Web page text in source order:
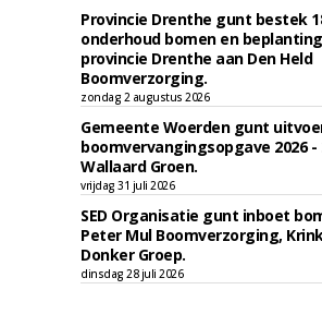
Provincie Drenthe gunt bestek
onderhoud bomen en
provincie Drenthe aan Den Held
Boomverzorging.
zondag 2 augustus 2026
Gemeente Woerden gunt
boomvervangingsopgave 2026 -
Wallaard Groen.
vrijdag 31 juli 2026
SED Organisatie gunt inboet
Peter Mul Boomverzorging,
Donker Groep.
dinsdag 28 juli 2026